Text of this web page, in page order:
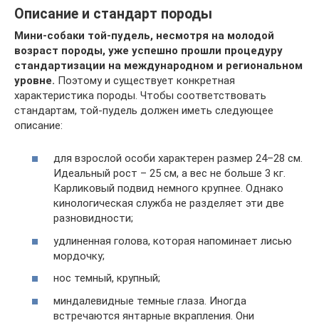
Описание и стандарт породы
Мини-собаки той-пудель, несмотря на молодой
возраст породы, уже успешно прошли процедуру
стандартизации на международном и региональном
уровне. Поэтому и существует конкретная
характеристика породы. Чтобы соответствовать
стандартам, той-пудель должен иметь следующее
описание:
для взрослой особи характерен размер 24–28 см.
Идеальный рост – 25 см, а вес не больше 3 кг.
Карликовый подвид немного крупнее. Однако
кинологическая служба не разделяет эти две
разновидности;
удлиненная голова, которая напоминает лисью
мордочку;
нос темный, крупный;
миндалевидные темные глаза. Иногда
встречаются янтарные вкрапления. Они